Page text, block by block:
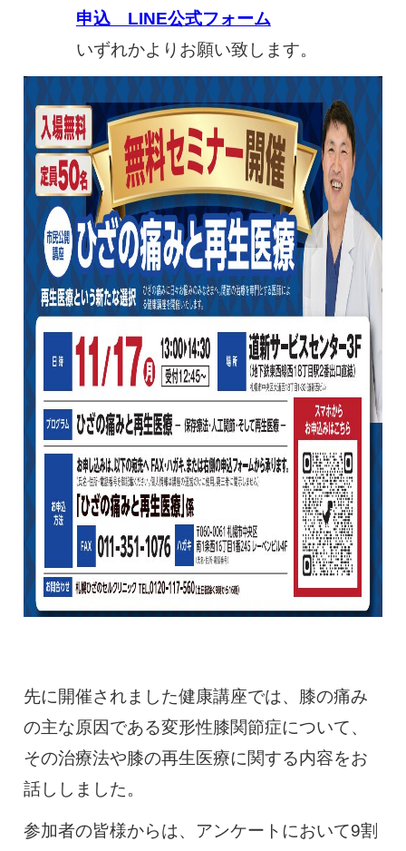
治療電話相談はこちら
0120-117-560
※上記電話番号をタップで電話が繋がります
電話受付時間：月〜金／9:00〜16:30（土日祝休）
申込 LINE公式フォーム
いずれかよりお願い致します。
先に開催されました健康講座では、膝の痛み
の主な原因である変形性膝関節症について、
その治療法や膝の再生医療に関する内容をお
話ししました。
参加者の皆様からは、アンケートにおいて9割